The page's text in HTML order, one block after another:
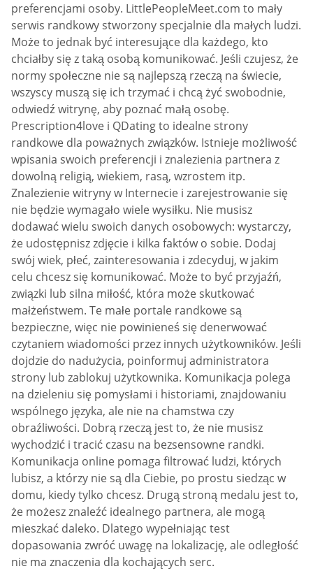
preferencjami osoby. LittlePeopleMeet.com to mały
serwis randkowy stworzony specjalnie dla małych ludzi.
Może to jednak być interesujące dla każdego, kto
chciałby się z taką osobą komunikować. Jeśli czujesz, że
normy społeczne nie są najlepszą rzeczą na świecie,
wszyscy muszą się ich trzymać i chcą żyć swobodnie,
odwiedź witrynę, aby poznać małą osobę.
Prescription4love i QDating to idealne strony
randkowe dla poważnych związków. Istnieje możliwość
wpisania swoich preferencji i znalezienia partnera z
dowolną religią, wiekiem, rasą, wzrostem itp.
Znalezienie witryny w Internecie i zarejestrowanie się
nie będzie wymagało wiele wysiłku. Nie musisz
dodawać wielu swoich danych osobowych: wystarczy,
że udostępnisz zdjęcie i kilka faktów o sobie. Dodaj
swój wiek, płeć, zainteresowania i zdecyduj, w jakim
celu chcesz się komunikować. Może to być przyjaźń,
związki lub silna miłość, która może skutkować
małżeństwem. Te małe portale randkowe są
bezpieczne, więc nie powinieneś się denerwować
czytaniem wiadomości przez innych użytkowników. Jeśli
dojdzie do nadużycia, poinformuj administratora
strony lub zablokuj użytkownika. Komunikacja polega
na dzieleniu się pomysłami i historiami, znajdowaniu
wspólnego języka, ale nie na chamstwa czy
obraźliwości. Dobrą rzeczą jest to, że nie musisz
wychodzić i tracić czasu na bezsensowne randki.
Komunikacja online pomaga filtrować ludzi, których
lubisz, a którzy nie są dla Ciebie, po prostu siedząc w
domu, kiedy tylko chcesz. Drugą stroną medalu jest to,
że możesz znaleźć idealnego partnera, ale mogą
mieszkać daleko. Dlatego wypełniając test
dopasowania zwróć uwagę na lokalizację, ale odległość
nie ma znaczenia dla kochających serc.